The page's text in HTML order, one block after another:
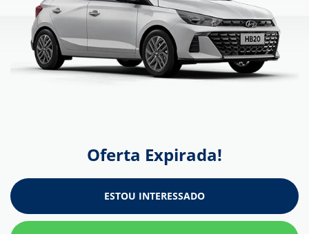
Oferta Expirada!
ESTOU INTERESSADO